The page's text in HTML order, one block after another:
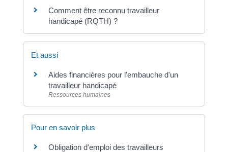
Comment être reconnu travailleur
handicapé (RQTH) ?
Et aussi
Aides financières pour l'embauche d'un
travailleur handicapé
Ressources humaines
Pour en savoir plus
Obligation d'emploi des travailleurs